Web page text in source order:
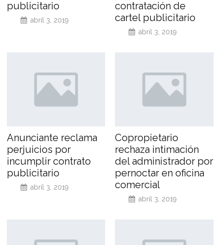
publicitario
abril 3, 2019
contratación de
cartel publicitario
abril 3, 2019
Anunciante reclama
perjuicios por
incumplir contrato
publicitario
abril 3, 2019
Copropietario
rechaza intimación
del administrador por
pernoctar en oficina
comercial
abril 3, 2019